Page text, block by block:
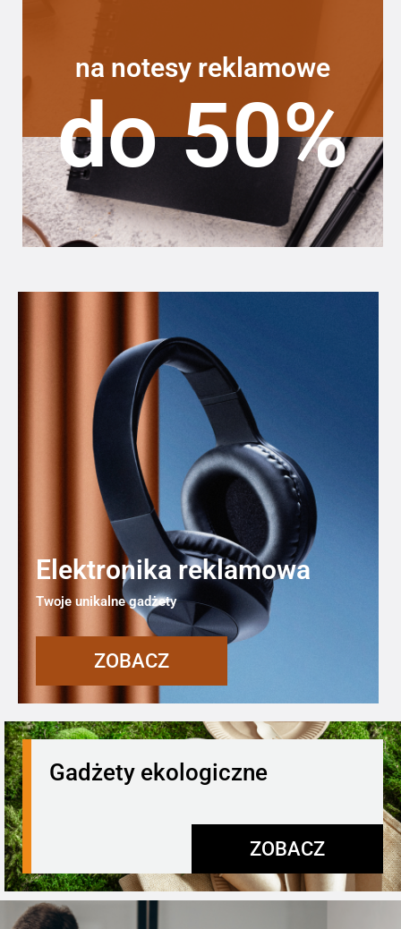
na notesy reklamowe
do 50%
Elektronika reklamowa
Twoje unikalne gadżety
ZOBACZ
Gadżety ekologiczne
ZOBACZ